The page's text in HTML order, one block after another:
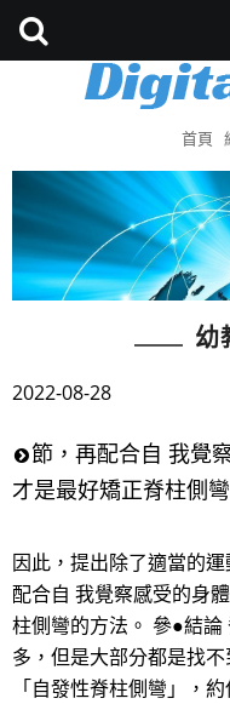
首頁
幼
2022-08-28
節，再配合自 我覺
才是最好矯正脊柱側
因此，提出除了適當的
配合自 我覺察感受的身
柱側彎的方法。 參●結
多，但是大部分都是找
「自發性脊柱側彎」，